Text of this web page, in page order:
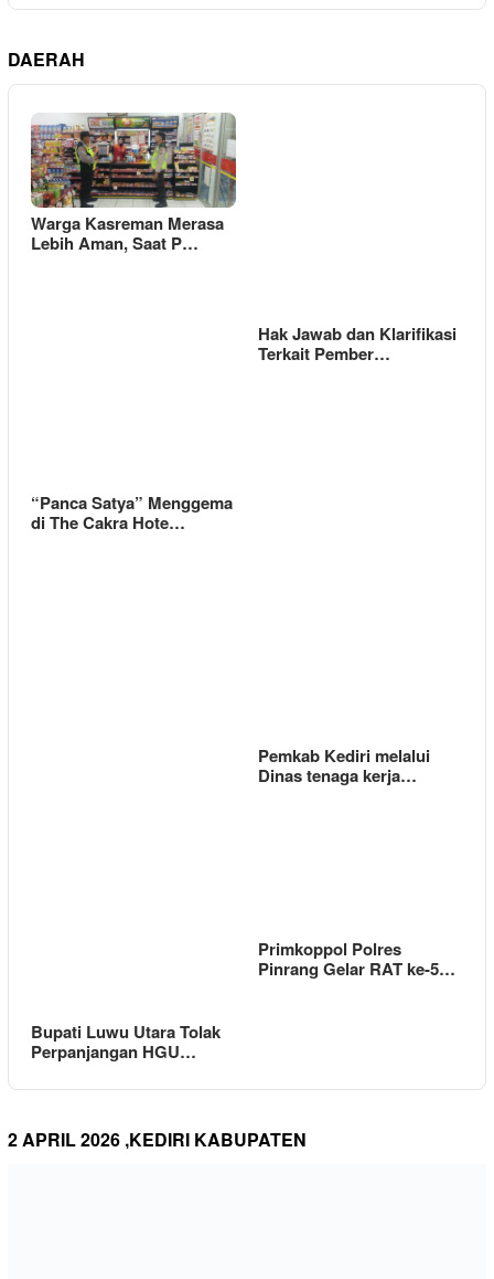
DAERAH
Warga Kasreman Merasa
Lebih Aman, Saat P…
Hak Jawab dan Klarifikasi
Terkait Pember…
“Panca Satya” Menggema
di The Cakra Hote…
Pemkab Kediri melalui
Dinas tenaga kerja…
Bupati Luwu Utara Tolak
Perpanjangan HGU…
Primkoppol Polres
Pinrang Gelar RAT ke-5…
2 APRIL 2026 ,KEDIRI KABUPATEN